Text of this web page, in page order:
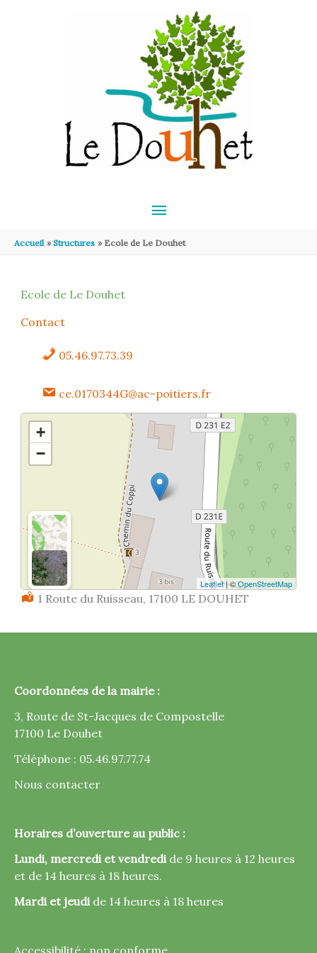
MENU
PRINCIPAL
Accueil Structures Ecole de Le Douhet
Ecole de Le Douhet
Contact
05.46.97.73.39
ce.0170344G@ac-poitiers.fr
+
−
Leaflet| ©OpenStreetMap
Localisation :
1 Route du Ruisseau, 17100 LE DOUHET
Coordonnées de la mairie :
3, Route de St-Jacques de Compostelle
17100 Le Douhet
Téléphone : 05.46.97.77.74
Nous contacter
Horaires d’ouverture au public :
Lundi, mercredi et vendredi de 9 heures à 12 heures
et de 14 heures à 18 heures.
Mardi et jeudi de 14 heures à 18 heures
Accessibilité : non conforme